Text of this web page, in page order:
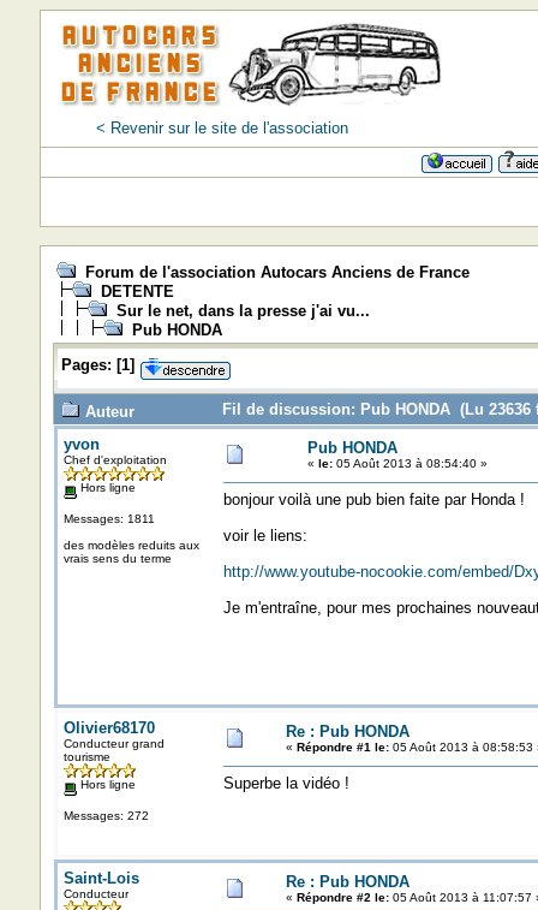
< Revenir sur le site de l'association
Forum de l'association Autocars Anciens de France
DETENTE
Sur le net, dans la presse j'ai vu...
Pub HONDA
Pages: [1]
Auteur
Fil de discussion: Pub HONDA (Lu 23636
yvon
Chef d'exploitation
Hors ligne
Messages: 1811
des modèles reduits aux
vrais sens du terme
Pub HONDA
« le:05 Août 2013 à 08:54:40 »
bonjour voilà une pub bien faite par Honda !
voir le liens:
http://www.youtube-nocookie.com/embed/
Je m'entraîne, pour mes prochaines
Olivier68170
Conducteur grand
tourisme
Hors ligne
Messages: 272
Re : Pub HONDA
« Répondre #1 le:05 Août 2013 à 08:58:53
Superbe la vidéo !
Saint-Lois
Conducteur
Re : Pub HONDA
« Répondre #2 le:05 Août 2013 à 11:07:57